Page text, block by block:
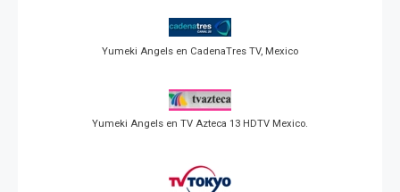
Yumeki Angels en CadenaTres TV, Mexico
Yumeki Angels en TV Azteca 13 HDTV Mexico.